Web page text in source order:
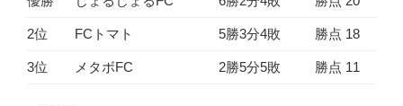
2位 FCトマト 5勝3分4敗 勝点 18
3位 メタボFC 2勝5分5敗 勝点 11